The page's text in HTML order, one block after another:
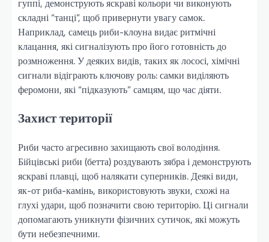
складні “танці”, щоб привернути увагу самок.
Наприклад, самець риби-клоуна видає ритмічні
клацання, які сигналізують про його готовність до
розмноження. У деяких видів, таких як лососі, хімічні
сигнали відіграють ключову роль: самки виділяють
феромони, які “підказують” самцям, що час діяти.
Захист території
Риби часто агресивно захищають свої володіння.
Бійцівські риби (бетта) роздувають зябра і демонструють
яскраві плавці, щоб налякати суперників. Деякі види,
як-от риба-камінь, використовують звуки, схожі на
глухі удари, щоб позначити свою територію. Ці сигнали
допомагають уникнути фізичних сутичок, які можуть
бути небезпечними.